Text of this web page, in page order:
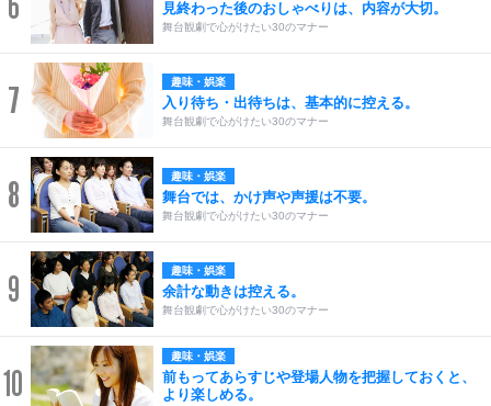
見終わった後のおしゃべりは、内容が大切。
舞台観劇で心がけたい30のマナー
7 趣味・娯楽
入り待ち・出待ちは、基本的に控える。
舞台観劇で心がけたい30のマナー
8 趣味・娯楽
舞台では、かけ声や声援は不要。
舞台観劇で心がけたい30のマナー
9 趣味・娯楽
余計な動きは控える。
舞台観劇で心がけたい30のマナー
10
趣味・娯楽
前もってあらすじや登場人物を把握しておくと、
より楽しめる。